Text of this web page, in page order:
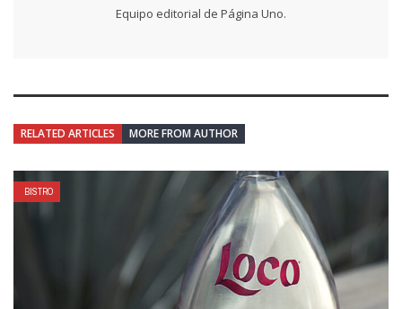
Equipo editorial de Página Uno.
RELATED ARTICLES MORE FROM AUTHOR
BISTRO